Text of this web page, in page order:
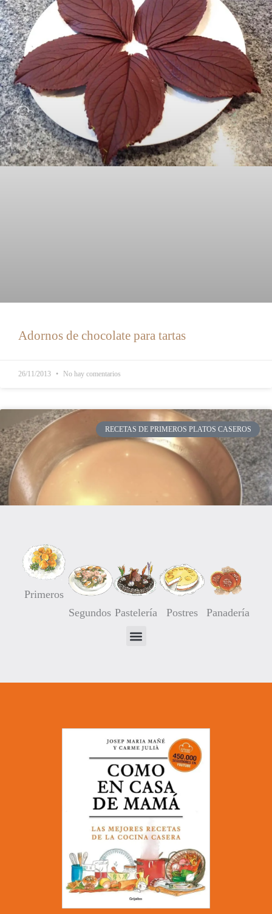
Adornos de chocolate para tartas
26/11/2013 No hay comentarios
RECETAS DE PRIMEROS PLATOS CASEROS
Fumet de Pescado
No hay comentarios
Primeros
Segundos Pastelería Postres Panadería